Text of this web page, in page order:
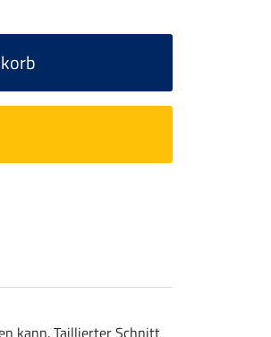
kann. Taillierter Schnitt